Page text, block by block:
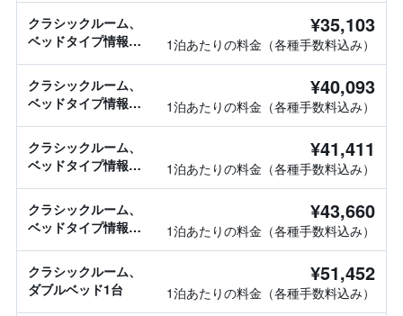
クラシックルーム、
ベッドタイプ情報な
¥35,103
1泊あたりの料金（各種手数料込み）
クラシックルーム、
ベッドタイプ情報な
¥40,093
1泊あたりの料金（各種手数料込み）
クラシックルーム、
ベッドタイプ情報な
¥41,411
1泊あたりの料金（各種手数料込み）
クラシックルーム、
ベッドタイプ情報な
¥43,660
1泊あたりの料金（各種手数料込み）
クラシックルーム、
ダブルベッド1台
¥51,452
1泊あたりの料金（各種手数料込み）